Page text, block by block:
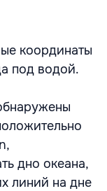
координаты
под водой.
дно океана,
линий на дне